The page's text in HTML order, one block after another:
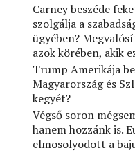
Carney beszéde
szolgálja a
ügyében?
azok körében, akik
Trump Amerikája
Magyarország és
kegyét?
Végső soron
hanem hozzánk is.
elmosolyodott a